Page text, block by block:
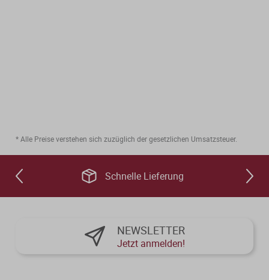
* Alle Preise verstehen sich zuzüglich der gesetzlichen Umsatzsteuer.
Schnelle Lieferung
NEWSLETTER
Jetzt anmelden!